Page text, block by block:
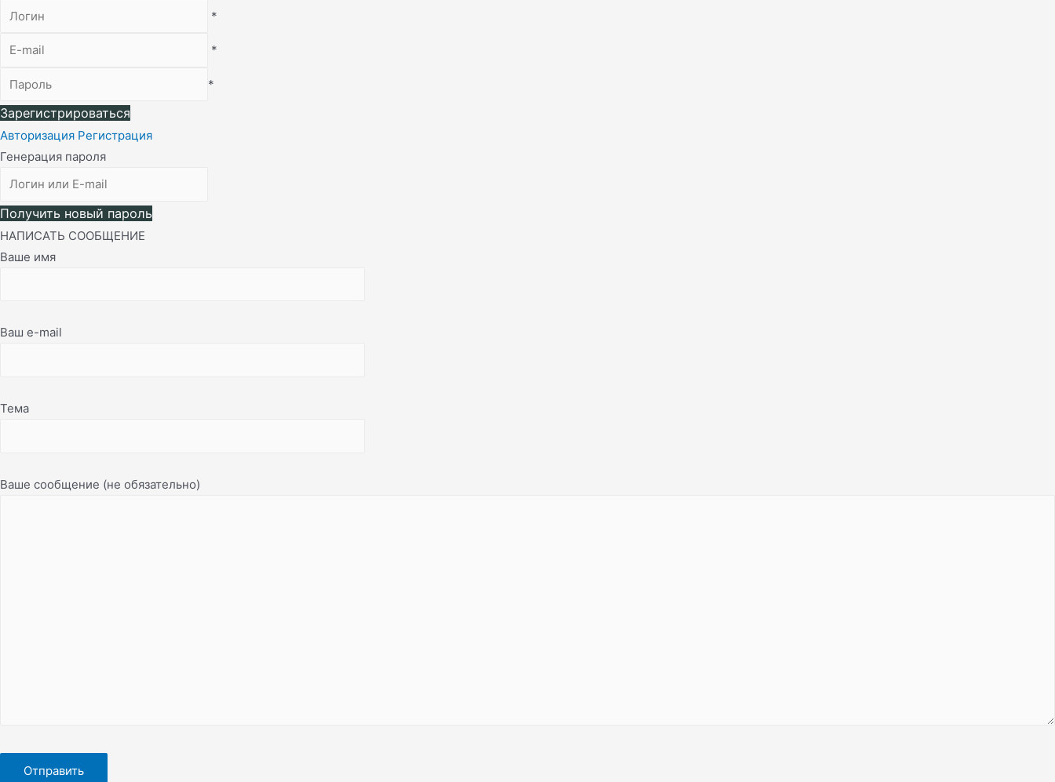
*
*
*
Зарегистрироваться
Авторизация Регистрация
Генерация пароля
Получить новый пароль
НАПИСАТЬ СООБЩЕНИЕ
Ваше имя
Ваш e-mail
Тема
Ваше сообщение (не обязательно)